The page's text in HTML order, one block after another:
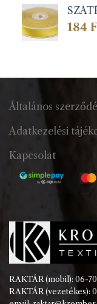
184
Általános
Adatkezelési
Kapcsolat
RAKTÁR (mobil): 06-
RAKTÁR (vezetékes):